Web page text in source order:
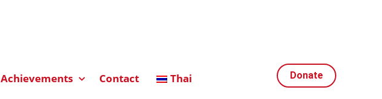
Achievements Contact Thai Donate